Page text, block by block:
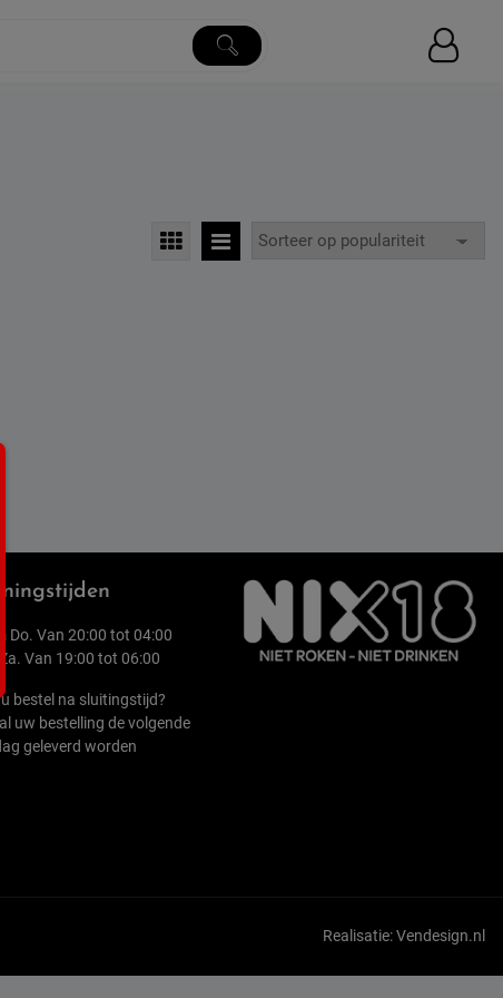
Do. Van 20:00 tot 04:00
Za. Van 19:00 tot 06:00
bestel na sluitingstijd?
uw bestelling de volgende
geleverd worden
Realisatie:Vendesign.nl